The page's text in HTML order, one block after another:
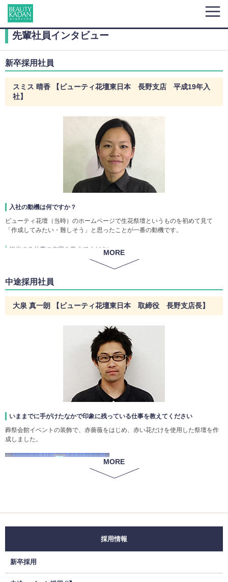
先輩社員インタビュー
新卒採用社員
スミス 晴香 【ビューティ花壇東日本 長野支店 平成19年入
社】
入社の動機は何ですか？
ビューティ花壇（当時）のホームページで生花祭壇というものを初めて見て
「作成してみたい・難しそう」と思ったことが一番の動機です。
担当する仕事の内容を教えてください
私の勤務する支店は、2013年の1月に新しくできた支店でスタッフの人数が少
内容は祭壇に飾る花を挿したり、その花を配達・会場で設営、またその下準備
である、花の水上げから人材育成まで幅広い業務を行います。
仕事のやりがいと醍醐味を教えてください
仕事のやりがいはお客さまに「ありがとう」を言われたときに強く感じます。
醍醐味はやっぱり大きな仕事を私たちスタッフとお客様が一丸となって成功さ
せたとき。達成感が気持ちいいです。
故人の自宅に生花祭壇を飾りに行ったとき、お花を挿している間、葬家さんと
お話をしたりお茶をしたり・・。そして完成した生花祭壇を見て「ありがと
会社の規模が大きいので、普通の花屋では経験できない大きな仕事があること
MORE
中途採用社員
大泉 真一朗 【ビューティ花壇東日本 取締役 長野支店長】
いままでに手がけたなかで印象に残っている仕事を教えてください
葬祭会館イベントの装飾で、赤薔薇をはじめ、赤い花だけを使用した祭壇を作
成しました。
今後、キャリアを積んでいく上でどのようなビジョンを持っていますか？
私と同じく未経験で入社してきた人達に、少しでも早く技術と知識が見につく
MORE
採用情報
新卒採用